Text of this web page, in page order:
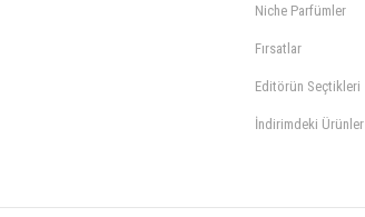
Niche Parfümler
Fırsatlar
Editörün Seçtikleri
İndirimdeki Ürünler